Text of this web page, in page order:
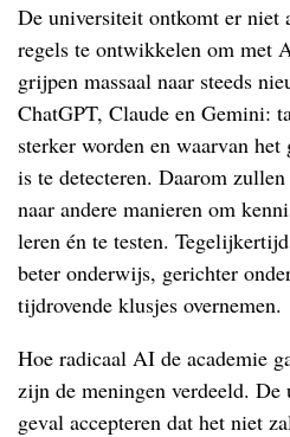
De universiteit ontkomt er niet
regels te ontwikkelen om met
grijpen massaal naar steeds
ChatGPT, Claude en Gemini:
sterker worden en waarvan
is te detecteren. Daarom
naar andere manieren om
leren én te testen.
beter onderwijs, gerichter
tijdrovende klusjes overnemen.
Hoe radicaal AI de academie
zijn de meningen verdeeld.
geval accepteren dat het niet